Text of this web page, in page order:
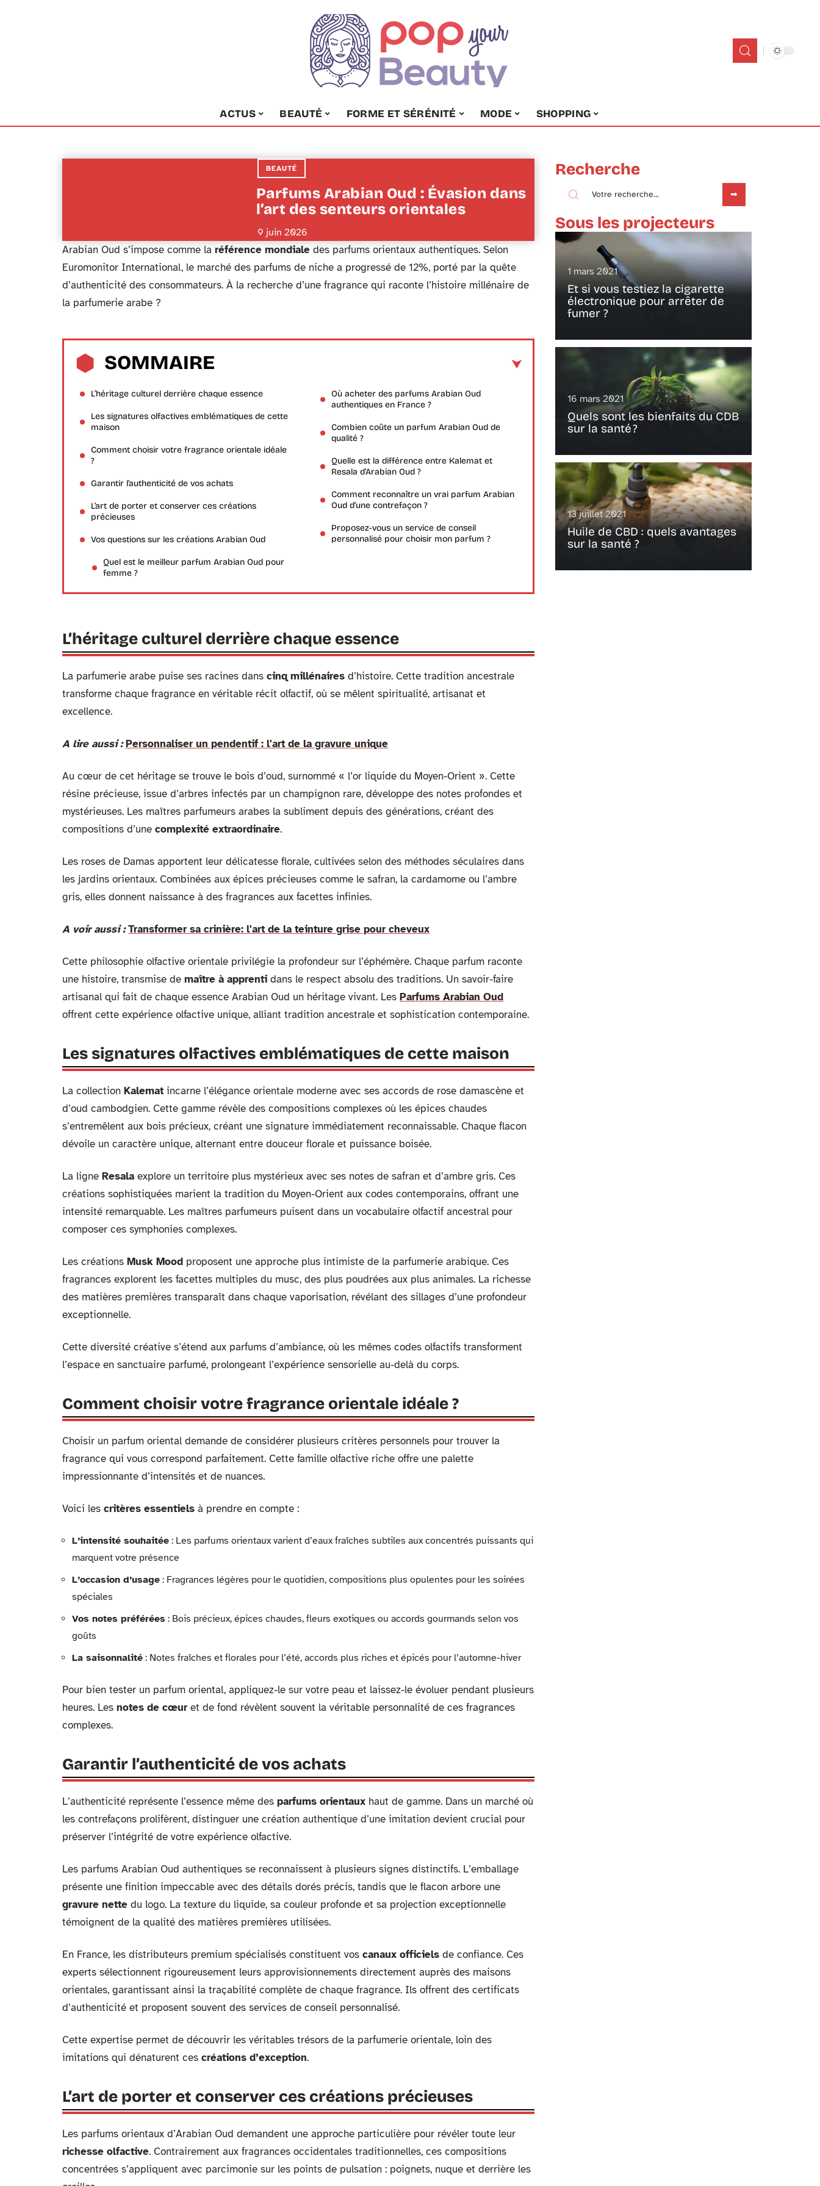
ACTUS BEAUTÉ FORME ET SÉRÉNITÉ MODE SHOPPING
BEAUTÉ
Parfums Arabian Oud : Évasion dans
l’art des senteurs orientales
9 juin 2026
Arabian Oud s’impose comme la référence mondiale des parfums orientaux authentiques. Selon
Euromonitor International, le marché des parfums de niche a progressé de 12%, porté par la quête
d’authenticité des consommateurs. À la recherche d’une fragrance qui raconte l’histoire millénaire de
la parfumerie arabe ?
SOMMAIRE
L’héritage culturel derrière chaque essence
Les signatures olfactives emblématiques de cette
maison
Comment choisir votre fragrance orientale idéale
?
Garantir l’authenticité de vos achats
L’art de porter et conserver ces créations
précieuses
Vos questions sur les créations Arabian Oud
Quel est le meilleur parfum Arabian Oud pour
femme ?
Où acheter des parfums Arabian Oud
authentiques en France ?
Combien coûte un parfum Arabian Oud de
qualité ?
Quelle est la différence entre Kalemat et
Resala d’Arabian Oud ?
Comment reconnaître un vrai parfum Arabian
Oud d’une contrefaçon ?
Proposez-vous un service de conseil
personnalisé pour choisir mon parfum ?
L’héritage culturel derrière chaque essence
La parfumerie arabe puise ses racines dans cinq millénaires d’histoire. Cette tradition ancestrale
transforme chaque fragrance en véritable récit olfactif, où se mêlent spiritualité, artisanat et
excellence.
A lire aussi : Personnaliser un pendentif : l'art de la gravure unique
Au cœur de cet héritage se trouve le bois d’oud, surnommé « l’or liquide du Moyen-Orient ». Cette
résine précieuse, issue d’arbres infectés par un champignon rare, développe des notes profondes et
mystérieuses. Les maîtres parfumeurs arabes la subliment depuis des générations, créant des
compositions d’une complexité extraordinaire.
Les roses de Damas apportent leur délicatesse florale, cultivées selon des méthodes séculaires dans
les jardins orientaux. Combinées aux épices précieuses comme le safran, la cardamome ou l’ambre
gris, elles donnent naissance à des fragrances aux facettes infinies.
A voir aussi : Transformer sa crinière: l'art de la teinture grise pour cheveux
Cette philosophie olfactive orientale privilégie la profondeur sur l’éphémère. Chaque parfum raconte
une histoire, transmise de maître à apprenti dans le respect absolu des traditions. Un savoir-faire
artisanal qui fait de chaque essence Arabian Oud un héritage vivant. Les Parfums Arabian Oud
offrent cette expérience olfactive unique, alliant tradition ancestrale et sophistication contemporaine.
Les signatures olfactives emblématiques de cette maison
La collection Kalemat incarne l’élégance orientale moderne avec ses accords de rose damascène et
d’oud cambodgien. Cette gamme révèle des compositions complexes où les épices chaudes
s’entremêlent aux bois précieux, créant une signature immédiatement reconnaissable. Chaque flacon
dévoile un caractère unique, alternant entre douceur florale et puissance boisée.
La ligne Resala explore un territoire plus mystérieux avec ses notes de safran et d’ambre gris. Ces
créations sophistiquées marient la tradition du Moyen-Orient aux codes contemporains, offrant une
intensité remarquable. Les maîtres parfumeurs puisent dans un vocabulaire olfactif ancestral pour
composer ces symphonies complexes.
Les créations Musk Mood proposent une approche plus intimiste de la parfumerie arabique. Ces
fragrances explorent les facettes multiples du musc, des plus poudrées aux plus animales. La richesse
des matières premières transparaît dans chaque vaporisation, révélant des sillages d’une profondeur
exceptionnelle.
Cette diversité créative s’étend aux parfums d’ambiance, où les mêmes codes olfactifs transforment
l’espace en sanctuaire parfumé, prolongeant l’expérience sensorielle au-delà du corps.
Comment choisir votre fragrance orientale idéale ?
Choisir un parfum oriental demande de considérer plusieurs critères personnels pour trouver la
fragrance qui vous correspond parfaitement. Cette famille olfactive riche offre une palette
impressionnante d’intensités et de nuances.
Voici les critères essentiels à prendre en compte :
L’intensité souhaitée : Les parfums orientaux varient d’eaux fraîches subtiles aux concentrés puissants qui
marquent votre présence
L’occasion d’usage : Fragrances légères pour le quotidien, compositions plus opulentes pour les soirées
spéciales
Vos notes préférées : Bois précieux, épices chaudes, fleurs exotiques ou accords gourmands selon vos
goûts
La saisonnalité : Notes fraîches et florales pour l’été, accords plus riches et épicés pour l’automne-hiver
Pour bien tester un parfum oriental, appliquez-le sur votre peau et laissez-le évoluer pendant plusieurs
heures. Les notes de cœur et de fond révèlent souvent la véritable personnalité de ces fragrances
complexes.
Garantir l’authenticité de vos achats
L’authenticité représente l’essence même des parfums orientaux haut de gamme. Dans un marché où
les contrefaçons prolifèrent, distinguer une création authentique d’une imitation devient crucial pour
préserver l’intégrité de votre expérience olfactive.
Les parfums Arabian Oud authentiques se reconnaissent à plusieurs signes distinctifs. L’emballage
présente une finition impeccable avec des détails dorés précis, tandis que le flacon arbore une
gravure nette du logo. La texture du liquide, sa couleur profonde et sa projection exceptionnelle
témoignent de la qualité des matières premières utilisées.
En France, les distributeurs premium spécialisés constituent vos canaux officiels de confiance. Ces
experts sélectionnent rigoureusement leurs approvisionnements directement auprès des maisons
orientales, garantissant ainsi la traçabilité complète de chaque fragrance. Ils offrent des certificats
d’authenticité et proposent souvent des services de conseil personnalisé.
Cette expertise permet de découvrir les véritables trésors de la parfumerie orientale, loin des
imitations qui dénaturent ces créations d’exception.
L’art de porter et conserver ces créations précieuses
Les parfums orientaux d’Arabian Oud demandent une approche particulière pour révéler toute leur
richesse olfactive. Contrairement aux fragrances occidentales traditionnelles, ces compositions
concentrées s’appliquent avec parcimonie sur les points de pulsation : poignets, nuque et derrière les
Recherche
Sous les projecteurs
1 mars 2021
Et si vous testiez la cigarette
électronique pour arrêter de
fumer ?
16 mars 2021
Quels sont les bienfaits du CDB
sur la santé ?
13 juillet 2021
Huile de CBD : quels avantages
sur la santé ?